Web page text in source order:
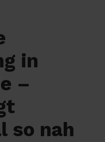
in
–
so nah